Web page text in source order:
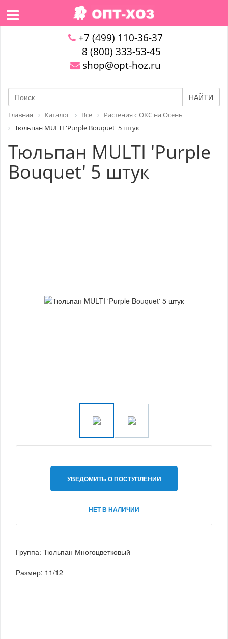
+7 (499) 110-36-37
8 (800) 333-53-45
shop@opt-hoz.ru
НАЙТИ
Главная Каталог Всё
Растения с ОКС на Осень
Тюльпан MULTI 'Purple Bouquet' 5 штук
Тюльпан MULTI 'Purple
Bouquet' 5 штук
УВЕДОМИТЬ О ПОСТУПЛЕНИИ
НЕТ В НАЛИЧИИ
Группа: Тюльпан Многоцветковый
Размер: 11/12